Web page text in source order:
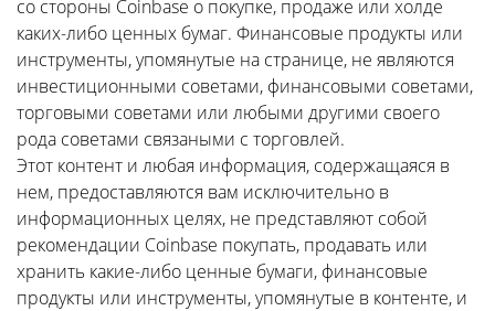
со стороны Coinbase о покупке, продаже или холде
каких-либо ценных бумаг. Финансовые продукты или
инструменты, упомянутые на странице, не являются
инвестиционными советами, финансовыми советами,
торговыми советами или любыми другими своего
рода советами связаными с торговлей.
Этот контент и любая информация, содержащаяся в
нем, предоставляются вам исключительно в
информационных целях, не представляют собой
рекомендации Coinbase покупать, продавать или
хранить какие-либо ценные бумаги, финансовые
продукты или инструменты, упомянутые в контенте, и